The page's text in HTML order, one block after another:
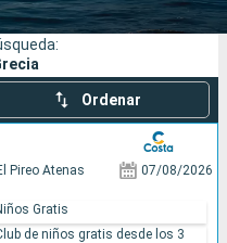
Ordenar
Pireo Atenas 07/08/2026
Gratis
de niños gratis desde los 3